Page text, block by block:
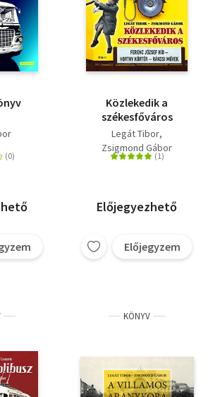
Közlekedik a
székesfőváros
Legát Tibor
Zsigmond Gábor
Előjegyezhető
Előjegyzem
KÖNYV